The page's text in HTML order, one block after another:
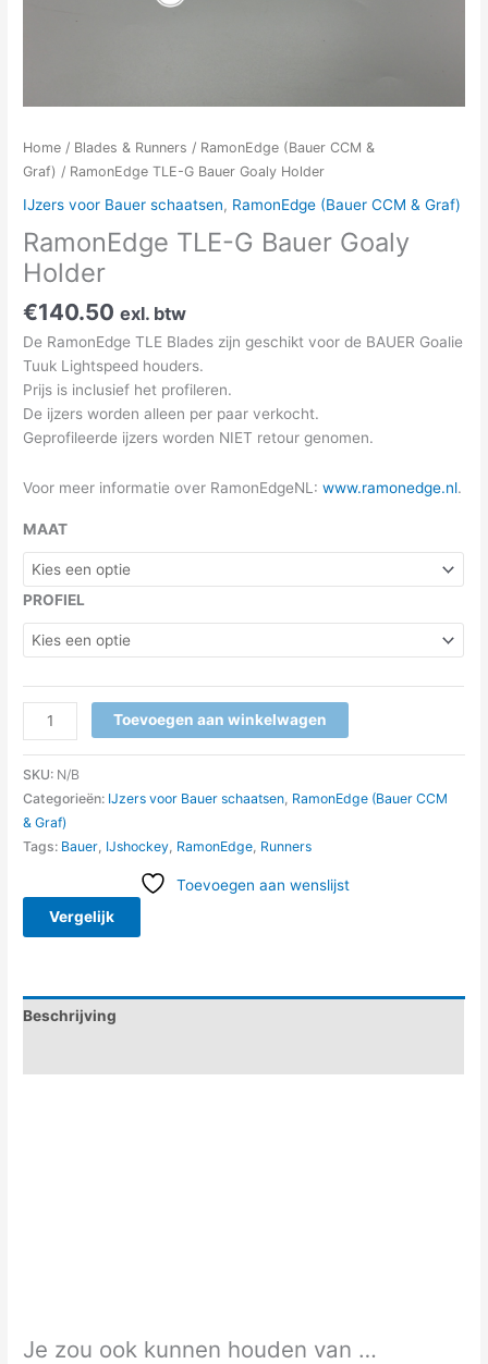
Home / Blades & Runners / RamonEdge (Bauer CCM &
Graf) / RamonEdge TLE-G Bauer Goaly Holder
IJzers voor Bauer schaatsen, RamonEdge (Bauer CCM & Graf)
RamonEdge TLE-G Bauer Goaly
Holder
€140.50 exl. btw
De RamonEdge TLE Blades zijn geschikt voor de BAUER Goalie
Tuuk Lightspeed houders.
Prijs is inclusief het profileren.
De ijzers worden alleen per paar verkocht.
Geprofileerde ijzers worden NIET retour genomen.
Voor meer informatie over RamonEdgeNL:www.ramonedge.nl.
MAAT
PROFIEL
Toevoegen aan winkelwagen
SKU: N/B
Categorieën: IJzers voor Bauer schaatsen RamonEdge (Bauer CCM
& Graf)
Tags: Bauer IJshockey RamonEdge Runners
Toevoegen aan wenslijst
Vergelijk
Beschrijving
Je zou ook kunnen houden van …